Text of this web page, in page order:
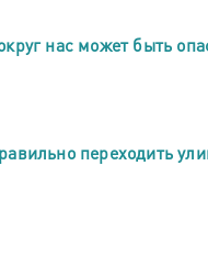
нас может быть
переходить